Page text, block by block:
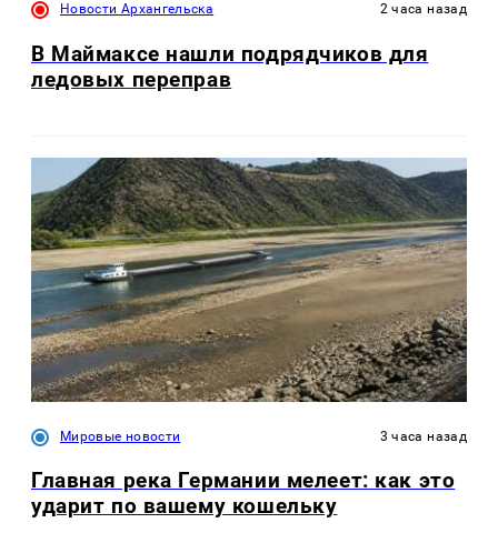
Новости Архангельска 2 часа назад
В Маймаксе нашли подрядчиков для
ледовых переправ
Мировые новости 3 часа назад
Главная река Германии мелеет: как это
ударит по вашему кошельку